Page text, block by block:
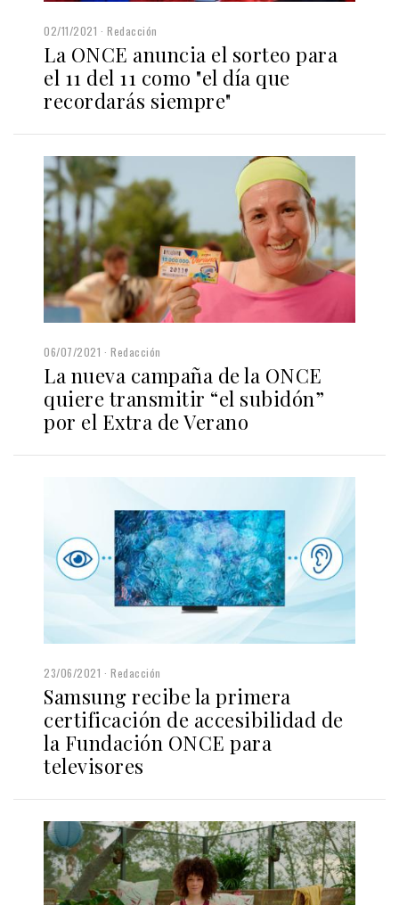
02/11/2021 Redacción
La ONCE anuncia el sorteo para
el 11 del 11 como "el día que
recordarás siempre"
06/07/2021 Redacción
La nueva campaña de la ONCE
quiere transmitir “el subidón”
por el Extra de Verano
23/06/2021 Redacción
Samsung recibe la primera
certificación de accesibilidad de
la Fundación ONCE para
televisores